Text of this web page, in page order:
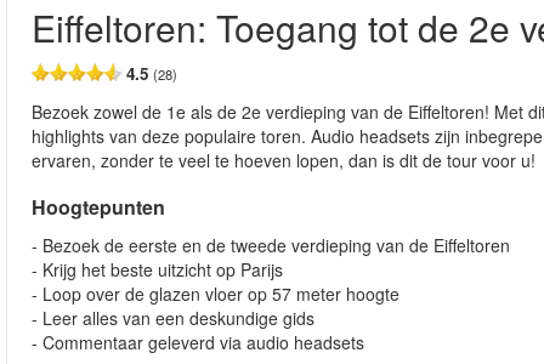
Eiffeltoren: Toegang tot de 2e
4.5 (28)
Bezoek zowel de 1e als de 2e verdieping van de Eiffeltoren! Met
highlights van deze populaire toren. Audio headsets zijn
ervaren, zonder te veel te hoeven lopen, dan is dit de tour voor u!
Hoogtepunten
- Bezoek de eerste en de tweede verdieping van de Eiffeltoren
- Krijg het beste uitzicht op Parijs
- Loop over de glazen vloer op 57 meter hoogte
- Leer alles van een deskundige gids
- Commentaar geleverd via audio headsets